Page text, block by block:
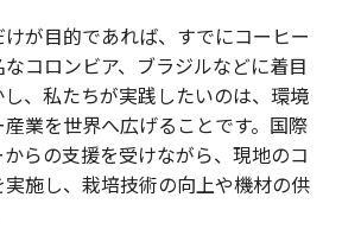
けが目的であれば、すでにコーヒー
コロンビア、ブラジルなどに着目
、私たちが実践したいのは、環境
業を世界へ広げることです。国際
らの支援を受けながら、現地のコ
施し、栽培技術の向上や機材の供